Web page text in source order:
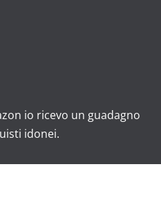
io ricevo un guadagno
idonei.